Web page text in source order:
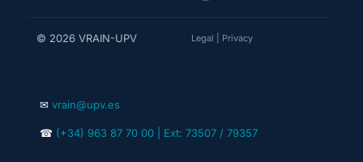
© 2026 VRAIN-UPV Legal Privacy
✉ vrain@upv.es
☎ (+34) 963 87 70 00 | Ext: 73507 / 79357